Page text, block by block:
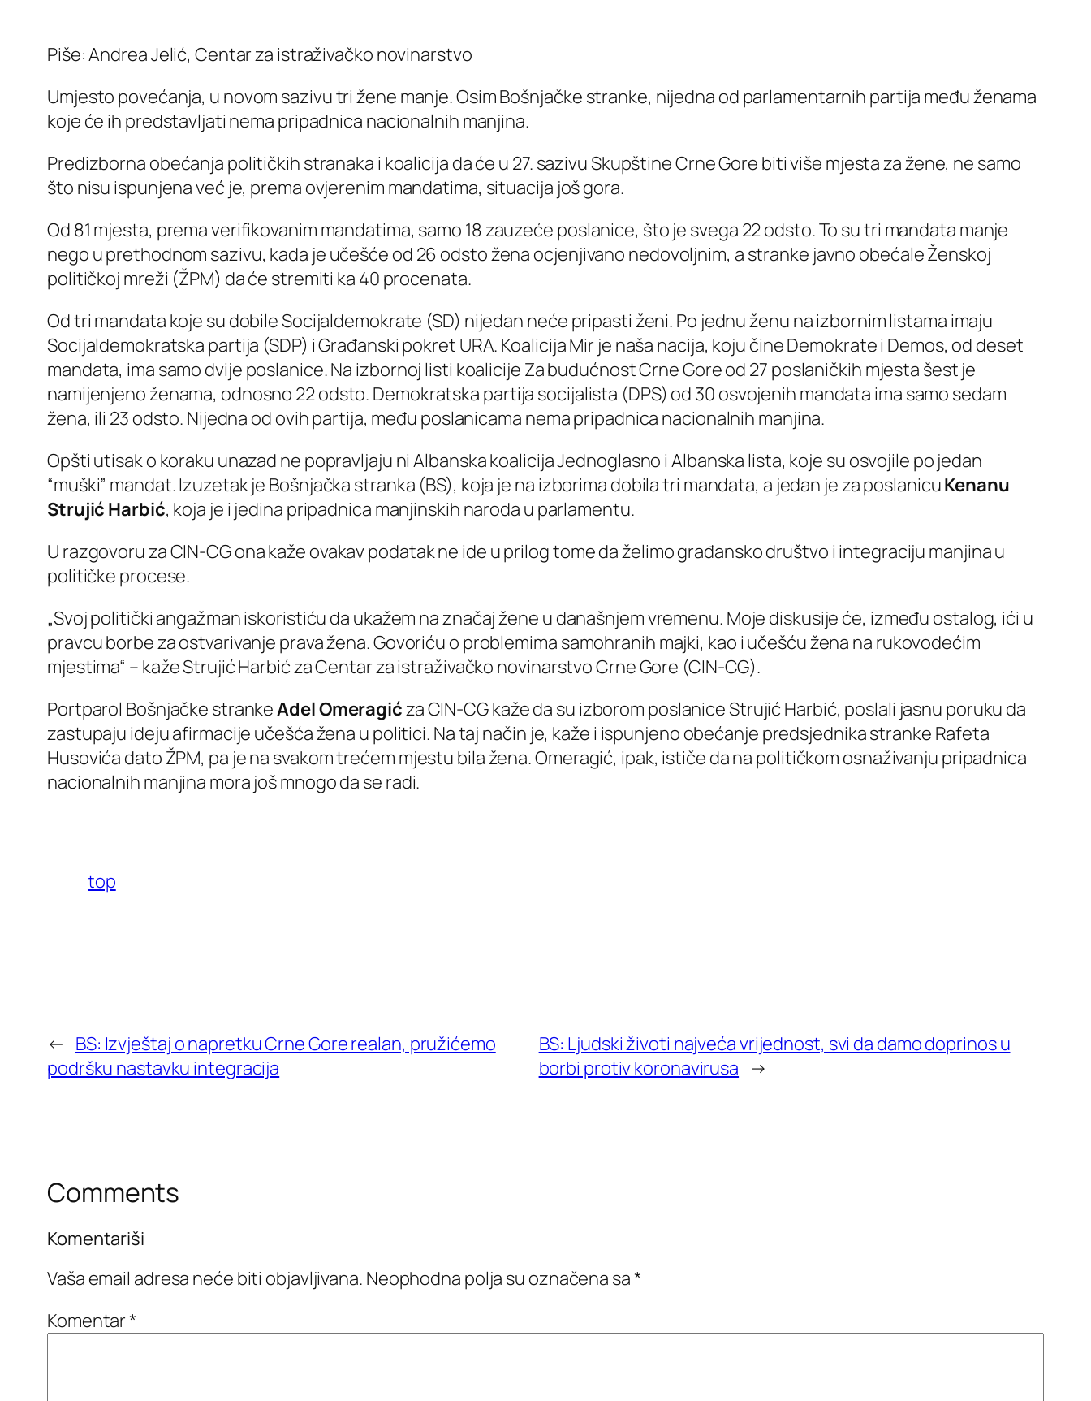
Piše: Andrea Jelić, Centar za istraživačko novinarstvo
Umjesto povećanja, u novom sazivu tri žene manje. Osim Bošnjačke stranke, nijedna od parlamentarnih partija među ženama
koje će ih predstavljati nema pripadnica nacionalnih manjina.
Predizborna obećanja političkih stranaka i koalicija da će u 27. sazivu Skupštine Crne Gore biti više mjesta za žene, ne samo
što nisu ispunjena već je, prema ovjerenim mandatima, situacija još gora.
Od 81 mjesta, prema verifikovanim mandatima, samo 18 zauzeće poslanice, što je svega 22 odsto. To su tri mandata manje
nego u prethodnom sazivu, kada je učešće od 26 odsto žena ocjenjivano nedovoljnim, a stranke javno obećale Ženskoj
političkoj mreži (ŽPM) da će stremiti ka 40 procenata.
Od tri mandata koje su dobile Socijaldemokrate (SD) nijedan neće pripasti ženi. Po jednu ženu na izbornim listama imaju
Socijaldemokratska partija (SDP) i Građanski pokret URA. Koalicija Mir je naša nacija, koju čine Demokrate i Demos, od deset
mandata, ima samo dvije poslanice. Na izbornoj listi koalicije Za budućnost Crne Gore od 27 poslaničkih mjesta šest je
namijenjeno ženama, odnosno 22 odsto. Demokratska partija socijalista (DPS) od 30 osvojenih mandata ima samo sedam
žena, ili 23 odsto. Nijedna od ovih partija, među poslanicama nema pripadnica nacionalnih manjina.
Opšti utisak o koraku unazad ne popravljaju ni Albanska koalicija Jednoglasno i Albanska lista, koje su osvojile po jedan
“muški” mandat. Izuzetak je Bošnjačka stranka (BS), koja je na izborima dobila tri mandata, a jedan je za poslanicuKenanu
Strujić Harbić, koja je i jedina pripadnica manjinskih naroda u parlamentu.
U razgovoru za CIN-CG ona kaže ovakav podatak ne ide u prilog tome da želimo građansko društvo i integraciju manjina u
političke procese.
„Svoj politički angažman iskoristiću da ukažem na značaj žene u današnjem vremenu. Moje diskusije će, između ostalog, ići u
pravcu borbe za ostvarivanje prava žena. Govoriću o problemima samohranih majki, kao i učešću žena na rukovodećim
mjestima“ – kaže Strujić Harbić za Centar za istraživačko novinarstvo Crne Gore (CIN-CG).
Portparol Bošnjačke strankeAdel Omeragićza CIN-CG kaže da su izborom poslanice Strujić Harbić, poslali jasnu poruku da
zastupaju ideju afirmacije učešća žena u politici. Na taj način je, kaže i ispunjeno obećanje predsjednika stranke Rafeta
Husovića dato ŽPM, pa je na svakom trećem mjestu bila žena. Omeragić, ipak, ističe da na političkom osnaživanju pripadnica
nacionalnih manjina mora još mnogo da se radi.
top
← BS: Izvještaj o napretku Crne Gore realan, pružićemo
podršku nastavku integracija
BS: Ljudski životi najveća vrijednost, svi da damo doprinos u
borbi protiv koronavirusa →
Comments
Komentariši
Vaša email adresa neće biti objavljivana. Neophodna polja su označena sa*
Komentar*